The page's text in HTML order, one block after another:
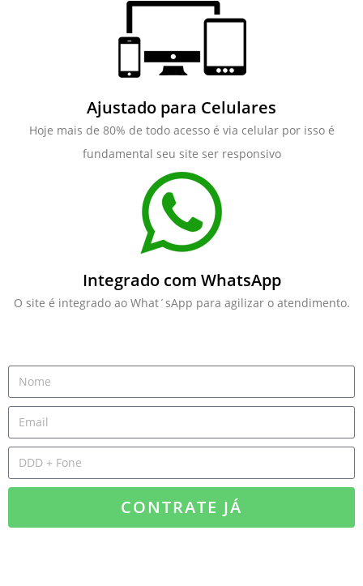
Ajustado para Celulares
Hoje mais de 80% de todo acesso é via celular por isso é
fundamental seu site ser responsivo
Integrado com WhatsApp
O site é integrado ao What´sApp para agilizar o atendimento.
CONTRATE JÁ